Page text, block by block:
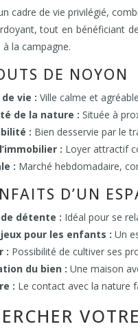
cadre de vie privilégié,
tout en bénéficiant
la campagne.
DE NOYON
vie : Ville calme et
de la nature : Située à
: Bien desservie par le
: Loyer attractif
: Marché hebdomadaire,
D’UN
de détente : Idéal pour se
pour les enfants : Un
: Possibilité de cultiver ses
du bien : Une maison
: Le contact avec la nature